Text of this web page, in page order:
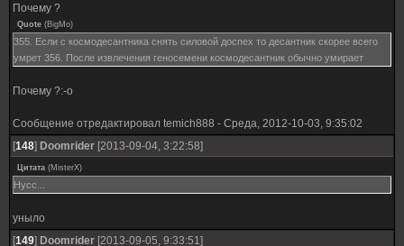
Почему ?
Quote (BigMo)
355. Если с космодесантника снять силовой доспех то десантник скорее всего
умрет 356. После извлечения геносемени космодесантник обычно умирает
Почему ?:-o
Сообщение отредактировал temich888 - Среда, 2012-10-03, 9:35:02
[148] Doomrider [2013-09-04, 3:22:58]
Цитата (MisterX)
Нусс...
уныло
[149] Doomrider [2013-09-05, 9:33:51]